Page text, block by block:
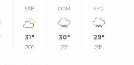
SÁB
31°
20°
DOM
30°
21°
SEG
29°
21°